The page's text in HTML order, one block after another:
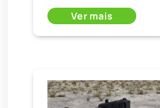
Ver mais